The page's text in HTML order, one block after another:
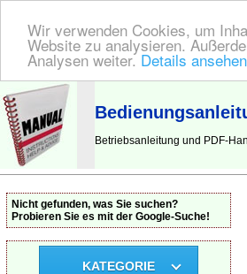
Wir verwenden Cookies, um
Website zu analysieren.
Analysen weiter. Details ansehen
BEDIENUNGSANLEITUNG | Hier finden Sie die
Betriebsanleitung und PDF-
Nicht gefunden, was Sie suchen?
Probieren Sie es mit der Google-Suche!
KATEGORIE